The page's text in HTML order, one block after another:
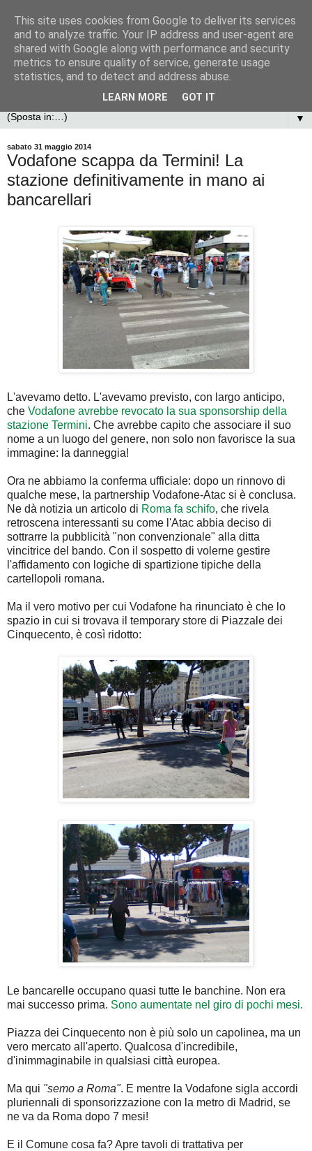
▼
sabato 31 maggio 2014
Vodafone scappa da Termini! La
stazione definitivamente in mano ai
bancarellari
L'avevamo detto. L'avevamo previsto, con largo anticipo,
che Vodafone avrebbe revocato la sua sponsorship della
stazione Termini. Che avrebbe capito che associare il suo
nome a un luogo del genere, non solo non favorisce la sua
immagine: la danneggia!
Ora ne abbiamo la conferma ufficiale: dopo un rinnovo di
qualche mese, la partnership Vodafone-Atac si è conclusa.
Ne dà notizia un articolo di Roma fa schifo, che rivela
retroscena interessanti su come l'Atac abbia deciso di
sottrarre la pubblicità "non convenzionale" alla ditta
vincitrice del bando. Con il sospetto di volerne gestire
l'affidamento con logiche di spartizione tipiche della
cartellopoli romana.
Ma il vero motivo per cui Vodafone ha rinunciato è che lo
spazio in cui si trovava il temporary store di Piazzale dei
Cinquecento, è così ridotto:
Le bancarelle occupano quasi tutte le banchine. Non era
mai successo prima. Sono aumentate nel giro di pochi mesi.
Piazza dei Cinquecento non è più solo un capolinea, ma un
vero mercato all'aperto. Qualcosa d'incredibile,
d'inimmaginabile in qualsiasi città europea.
Ma qui "semo a Roma". E mentre la Vodafone sigla accordi
pluriennali di sponsorizzazione con la metro di Madrid, se
ne va da Roma dopo 7 mesi!
E il Comune cosa fa? Apre tavoli di trattativa per
This site uses cookies from Google to deliver its services
and to analyze traffic. Your IP address and user-agent are
shared with Google along with performance and security
metrics to ensure quality of service, generate usage
statistics, and to detect and address abuse.
LEARN MORE GOT IT